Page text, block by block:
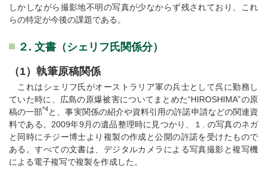
しかしながら撮影地不明の写真が少なからず残されており、これ
らの特定が今後の課題である。
２. 文書（シェリフ氏関係分）
（1）執筆原稿関係
これはシェリフ氏がオーストラリア軍の兵士として呉に勤務し
ていた時に、広島の原爆被害についてまとめた“HIROSHIMA”の原
稿の一部*4と、事実関係の紹介や資料引用の許諾申請などの関連資
料である。2009年9月の遺品整理時に見つかり、１. の写真のネガ
と同時にチジー博士より複製の作成と公開の許諾を受けたもので
ある。すべての文書は、デジタルカメラによる写真撮影と複写機
による電子複写で複製を作成した。